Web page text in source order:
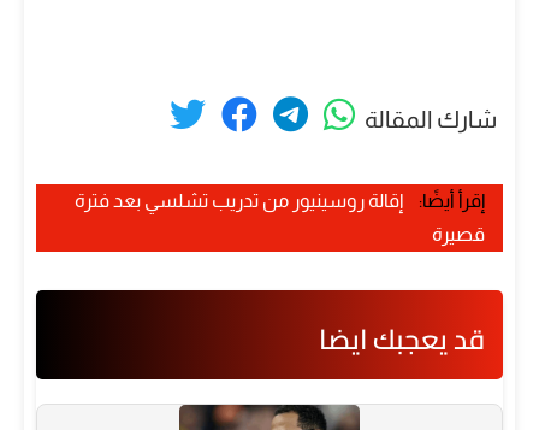
شارك المقالة
إقرأ أيضًا:
إقالة روسينيور من تدريب تشلسي بعد فترة
قصيرة
قد يعجبك ايضا